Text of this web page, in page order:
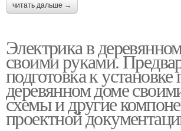
читать дальше →
Электрика в
своими руками.
подготовка к
деревянном доме
схемы и другие
проектной